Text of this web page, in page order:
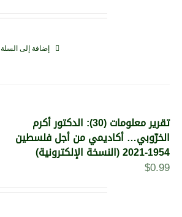
إضافة إلى السلة
تقرير معلومات (30): الدكتور أكرم
الخرّوبي… أكاديمي من أجل فلسطين
1954-2021 (النسخة الإلكترونية)
$0.99